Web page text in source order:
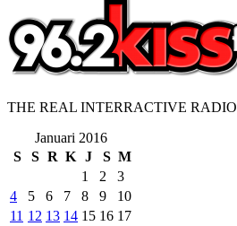
THE REAL INTERRACTIVE RADIO
Januari 2016
S
S R K J S M
1
2
3
4
5 6 7 8 9
10
11 12 13 14 15 16 17